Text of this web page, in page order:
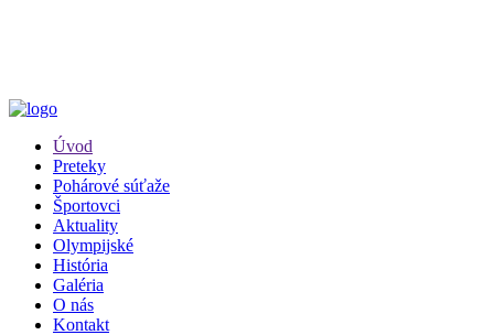
Úvod
Preteky
Pohárové súťaže
Športovci
Aktuality
Olympijské
História
Galéria
O nás
Kontakt